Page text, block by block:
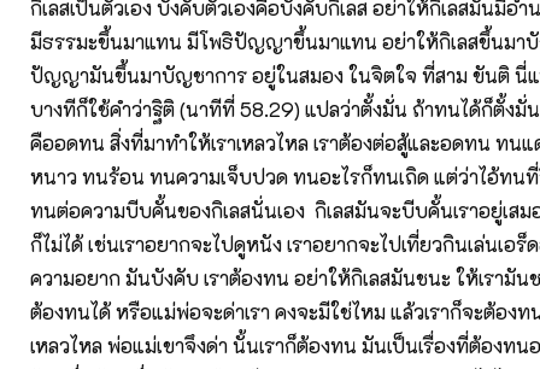
กิเลสเป็นตัวเอง บังคับตัวเองคือบังคับกิเลส อย่าให้กิเลสมันมีอ
มีธรรมะขึ้นมาแทน มีโพธิปัญญาขึ้นมาแทน อย่าให้กิเลสขึ้นมา
ปัญญามันขึ้นมาบัญชาการ อยู่ในสมอง ในจิตใจ ที่สาม ขันติ นี่
บางทีก็ใช้คำว่าฐิติ (นาทีที่ 58.29) แปลว่าตั้งมั่น ถ้าทนได้ก็ตั้งมั่
คืออดทน สิ่งที่มาทำให้เราเหลวไหล เราต้องต่อสู้และอดทน ทน
หนาว ทนร้อน ทนความเจ็บปวด ทนอะไรก็ทนเถิด แต่ว่าไอ้ทน
ทนต่อความบีบคั้นของกิเลสนั่นเอง กิเลสมันจะบีบคั้นเราอยู่เสม
ก็ไม่ได้ เช่นเราอยากจะไปดูหนัง เราอยากจะไปเที่ยวกินเล่นเอ
ความอยาก มันบังคับ เราต้องทน อย่าให้กิเลสมันชนะ ให้เรามันช
ต้องทนได้ หรือแม่พ่อจะด่าเรา คงจะมีใช่ไหม แล้วเราก็จะต้องทน
เหลวไหล พ่อแม่เขาจึงด่า นั้นเราก็ต้องทน มันเป็นเรื่องที่ต้องทน